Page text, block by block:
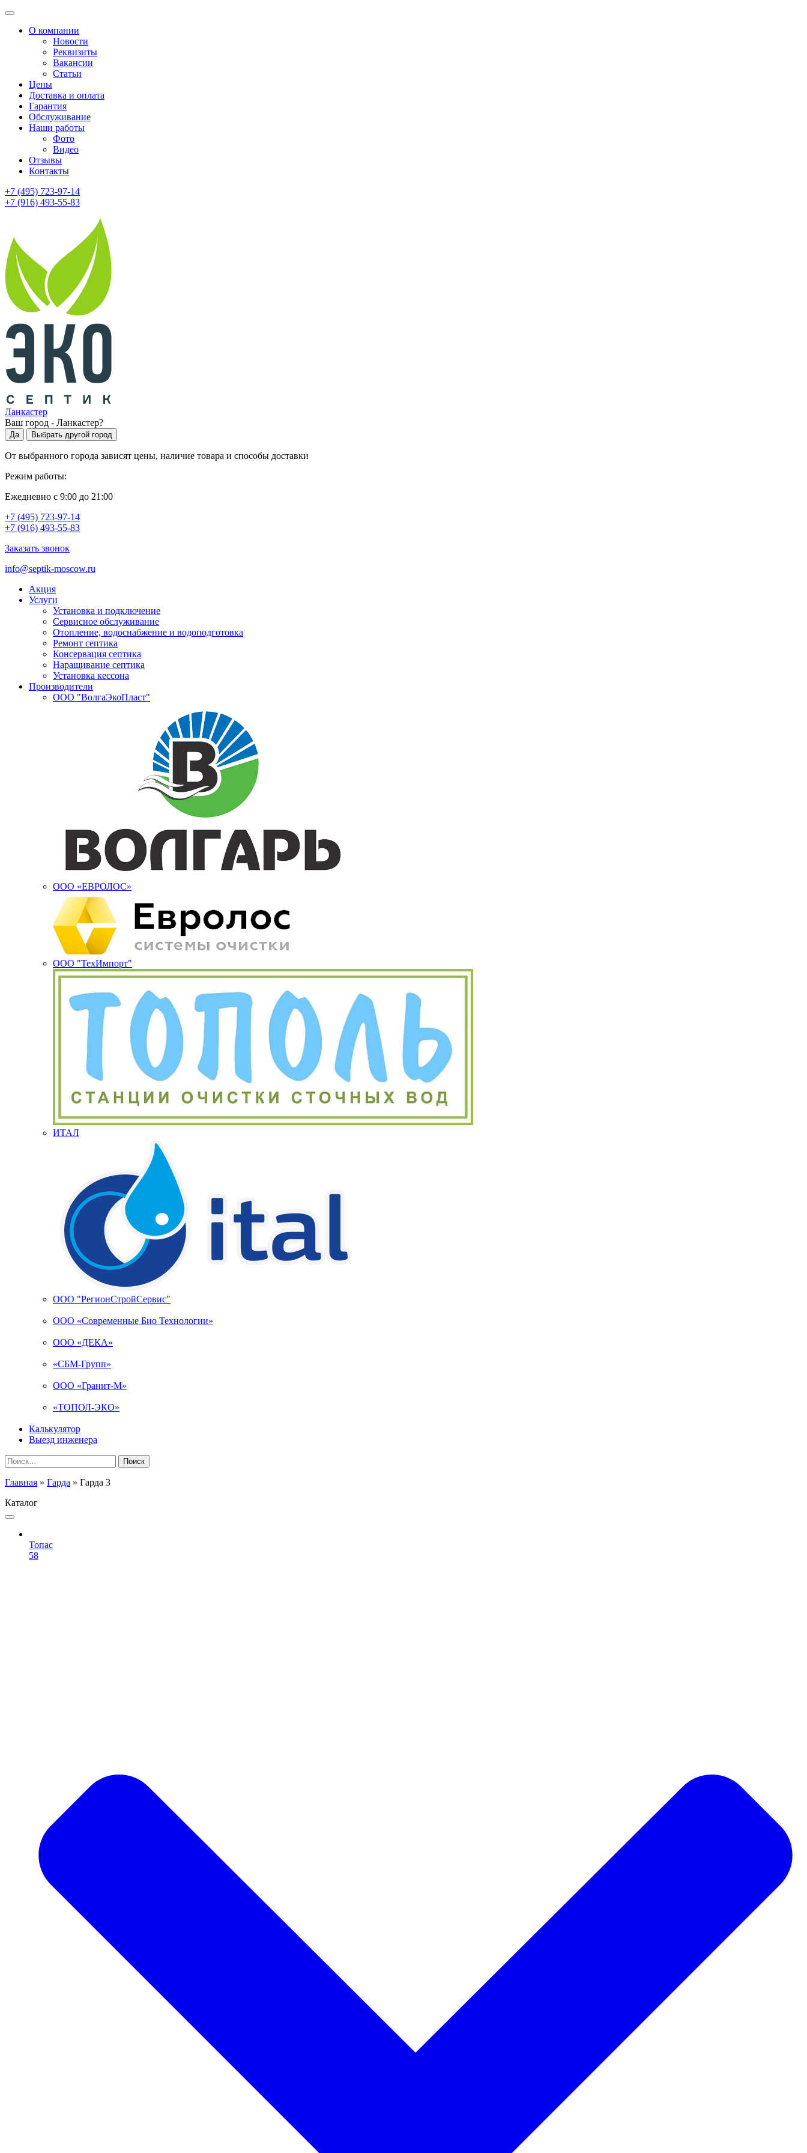
О компании
Новости
Реквизиты
Вакансии
Статьи
Цены
Доставка и оплата
Гарантия
Обслуживание
Наши работы
Фото
Видео
Отзывы
Контакты
+7 (495) 723-97-14
+7 (916) 493-55-83
Ланкастер
Ваш город - Ланкастер?
Да Выбрать другой город
От выбранного города зависят цены, наличие товара и способы доставки
Режим работы:
Ежедневно с 9:00 до 21:00
+7 (495) 723-97-14
+7 (916) 493-55-83
Заказать звонок
info@septik-moscow.ru
Акция
Услуги
Установка и подключение
Cервисное обслуживание
Отопление, водоснабжение и водоподготовка
Ремонт септика
Консервация септика
Наращивание септика
Установка кессона
Производители
ООО "ВолгаЭкоПласт"
ООО «ЕВРОЛОС»
ООО "ТехИмпорт"
ИТАЛ
ООО "РегионСтройСервис"
ООО «Современные Био Технологии»
ООО «ДЕКА»
«СБМ-Групп»
ООО «Гранит-М»
«ТОПОЛ-ЭКО»
Калькулятор
Выезд инженера
Найти:
Главная » Гарда » Гарда 3
Каталог
Топас
58